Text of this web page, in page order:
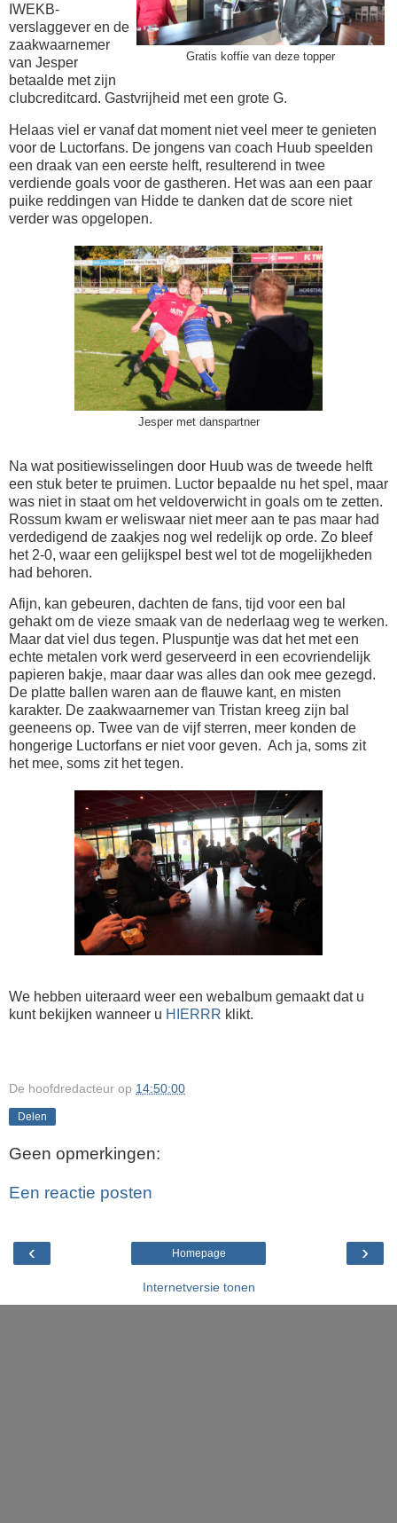
Gratis koffie van deze topper
IWEKB-
verslaggever en de
zaakwaarnemer
van Jesper
betaalde met zijn
clubcreditcard. Gastvrijheid met een grote G.
Helaas viel er vanaf dat moment niet veel meer te genieten
voor de Luctorfans. De jongens van coach Huub speelden
een draak van een eerste helft, resulterend in twee
verdiende goals voor de gastheren. Het was aan een paar
puike reddingen van Hidde te danken dat de score niet
verder was opgelopen.
Jesper met danspartner
Na wat positiewisselingen door Huub was de tweede helft
een stuk beter te pruimen. Luctor bepaalde nu het spel, maar
was niet in staat om het veldoverwicht in goals om te zetten.
Rossum kwam er weliswaar niet meer aan te pas maar had
verdedigend de zaakjes nog wel redelijk op orde. Zo bleef
het 2-0, waar een gelijkspel best wel tot de mogelijkheden
had behoren.
Afijn, kan gebeuren, dachten de fans, tijd voor een bal
gehakt om de vieze smaak van de nederlaag weg te werken.
Maar dat viel dus tegen. Pluspuntje was dat het met een
echte metalen vork werd geserveerd in een ecovriendelijk
papieren bakje, maar daar was alles dan ook mee gezegd.
De platte ballen waren aan de flauwe kant, en misten
karakter. De zaakwaarnemer van Tristan kreeg zijn bal
geeneens op. Twee van de vijf sterren, meer konden de
hongerige Luctorfans er niet voor geven. Ach ja, soms zit
het mee, soms zit het tegen.
We hebben uiteraard weer een webalbum gemaakt dat u
kunt bekijken wanneer u HIERRR klikt.
De hoofdredacteur op 14:50:00
Delen
Geen opmerkingen:
Een reactie posten
‹ ›
Homepage
Internetversie tonen